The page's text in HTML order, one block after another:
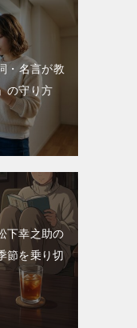
・名言が教
の守り方
下幸之助の
節を乗り切